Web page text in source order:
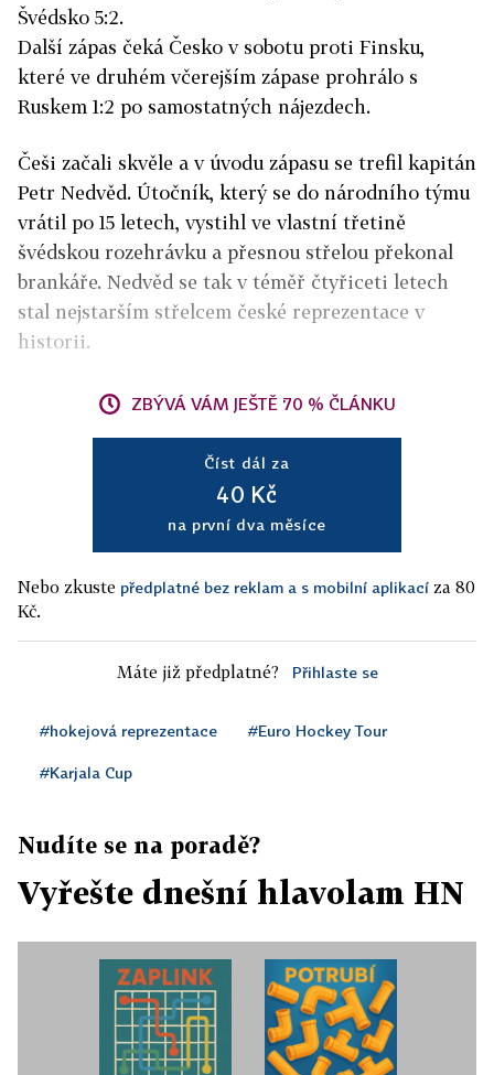
Švédsko 5:2.
Další zápas čeká Česko v sobotu proti Finsku,
které ve druhém včerejším zápase prohrálo s
Ruskem 1:2 po samostatných nájezdech.
Češi začali skvěle a v úvodu zápasu se trefil kapitán
Petr Nedvěd. Útočník, který se do národního týmu
vrátil po 15 letech, vystihl ve vlastní třetině
švédskou rozehrávku a přesnou střelou překonal
brankáře. Nedvěd se tak v téměř čtyřiceti letech
stal nejstarším střelcem české reprezentace v
historii.
ZBÝVÁ VÁM JEŠTĚ 70 % ČLÁNKU
Číst dál za
40 Kč
na první dva měsíce
Nebo zkuste předplatné bez reklam a s mobilní aplikací za 80
Kč.
Máte již předplatné? Přihlaste se
#hokejová reprezentace #Euro Hockey Tour
#Karjala Cup
Nudíte se na poradě?
Vyřešte dnešní hlavolam HN